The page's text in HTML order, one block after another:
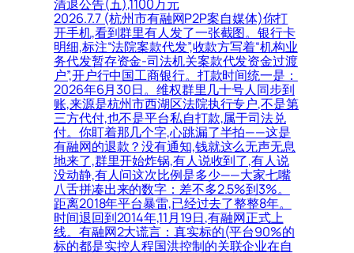
清退公告(五),1100万元
2026.7.7 (杭州市有融网P2P案自媒体)你打
开手机,看到群里有人发了一张截图。银行卡
明细,标注“法院案款代发”,收款方写着“机构业
务代发暂存资金-司法机关案款代发资金过渡
户”,开户行中国工商银行。打款时间统一是：
2026年6月30日。维权群里几十号人同步到
账,来源是杭州市西湖区法院执行专户,不是第
三方代付,也不是平台私自打款,属于司法兑
付。你盯着那几个字,心跳漏了半拍——这是
有融网的退款？没有通知,钱就这么无声无息
地来了,群里开始炸锅,有人说收到了,有人说
没动静,有人问这次比例是多少——大家七嘴
八舌拼凑出来的数字：差不多2.5%到3%。
距离2018年平台暴雷,已经过去了整整8年。
时间退回到2014年,11月19日,有融网正式上
线。有融网2大谎言：真实标的(平台90%的
标的都是实控人程国洪控制的关联企业在自